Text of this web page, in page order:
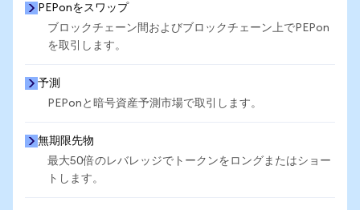
PEPonをスワップ
ブロックチェーン間およびブロックチェーン上でPEPon
を取引します。
予測
PEPonと暗号資産予測市場で取引します。
無期限先物
最大50倍のレバレッジでトークンをロングまたはショー
トします。